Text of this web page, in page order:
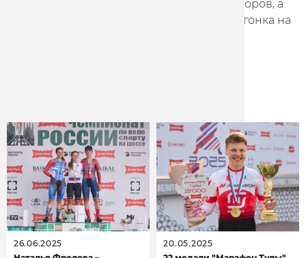
женской элиты, гонщиков до 23 лет и юниоров, а
также эстафетная смешанная командная гонка на
26.06.2025
20.05.2025